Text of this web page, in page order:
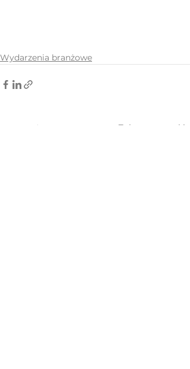
Wydarzenia branżowe
Ostatnie posty Zobacz wszystkie